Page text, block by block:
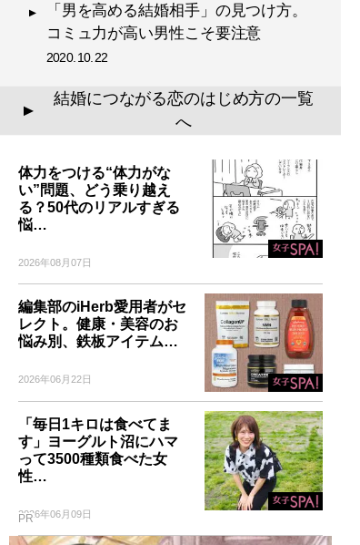
「男を高める結婚相手」の見つけ方。
コミュ力が高い男性こそ要注意
2020.10.22
▲
結婚につながる恋のはじめ方の一覧
へ
体力をつける“体力がな
い”問題、どう乗り越え
る？50代のリアルすぎる
悩…
2026年08月07日
編集部のiHerb愛用者がセ
レクト。健康・美容のお
悩み別、鉄板アイテム…
2026年06月22日
「毎日1キロは食べてま
す」ヨーグルト沼にハマ
って3500種類食べた女
性…
2026年06月09日
PR